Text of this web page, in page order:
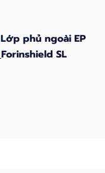
Lớp phủ ngoài EP
Forinshield SL